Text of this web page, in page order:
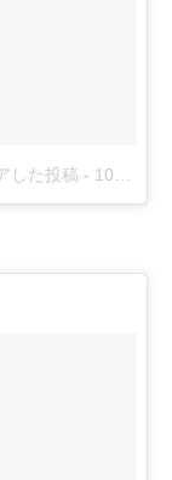
した投稿 - 10月 29, 2017 at 8:23午前 PDT